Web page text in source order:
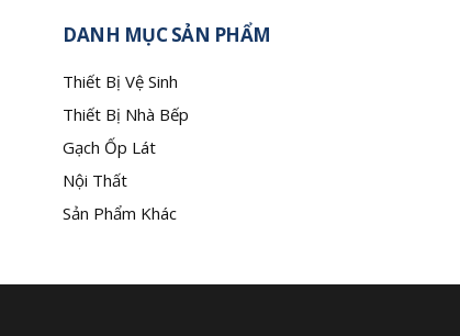
DANH MỤC SẢN PHẨM
Thiết Bị Vệ Sinh
Thiết Bị Nhà Bếp
Gạch Ốp Lát
Nội Thất
Sản Phẩm Khác